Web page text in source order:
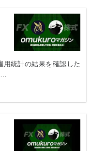
用統計の結果を確認した